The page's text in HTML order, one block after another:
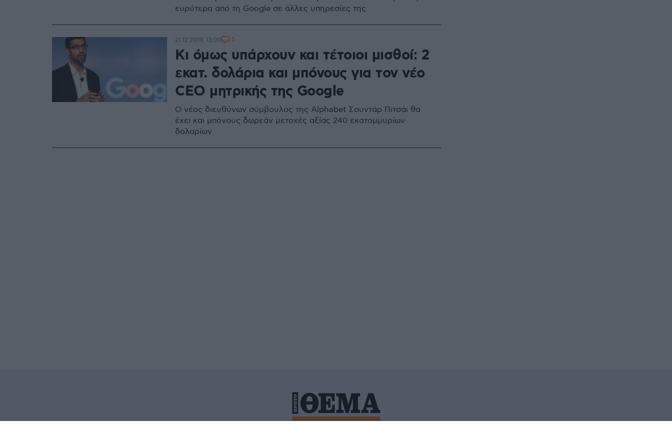
ευρύτερα από τη Google σε άλλες υπηρεσίες της
Κι όμως υπάρχουν και τέτοιοι μισθοί: 2
εκατ. δολάρια και μπόνους για τον νέο
CEO μητρικής της Google
Ο νέος διευθύνων σύμβουλος της Alphabet Σουντάρ Πιτσάι θα
έχει και μπόνους δωρεάν μετοχές αξίας 240 εκατομμυρίων
δολαρίων
21.12.2019, 13:00 5